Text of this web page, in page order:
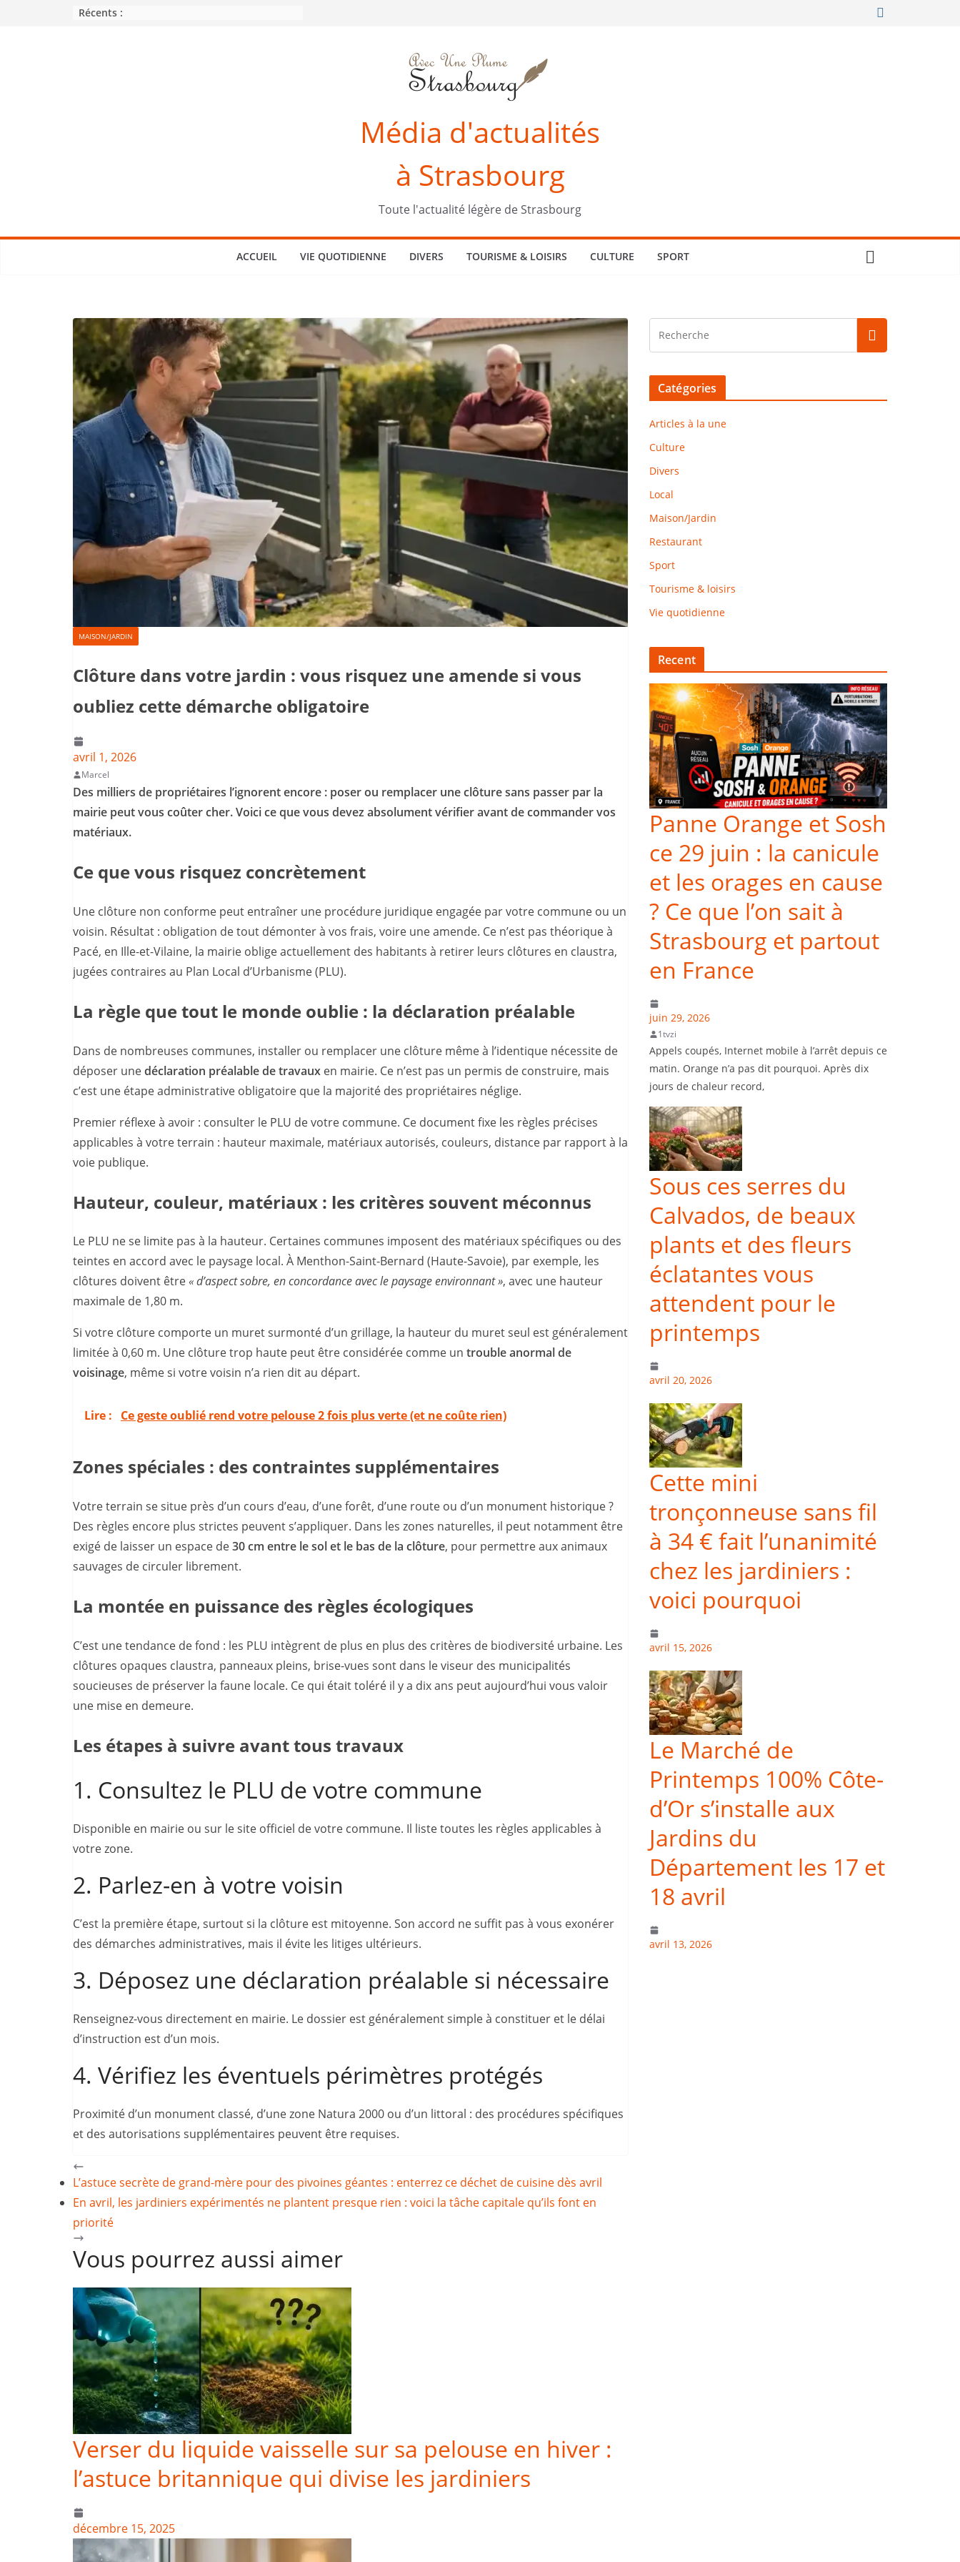
Récents :
Média d'actualités
à Strasbourg
Toute l'actualité légère de Strasbourg
ACCUEIL VIE QUOTIDIENNE DIVERS TOURISME & LOISIRS CULTURE SPORT
MAISON/JARDIN
Clôture dans votre jardin : vous risquez une amende si vous
oubliez cette démarche obligatoire
avril 1, 2026
Marcel
Des milliers de propriétaires l’ignorent encore : poser ou remplacer une clôture sans passer par la
mairie peut vous coûter cher. Voici ce que vous devez absolument vérifier avant de commander vos
matériaux.
Ce que vous risquez concrètement
Une clôture non conforme peut entraîner une procédure juridique engagée par votre commune ou un
voisin. Résultat : obligation de tout démonter à vos frais, voire une amende. Ce n’est pas théorique à
Pacé, en Ille-et-Vilaine, la mairie oblige actuellement des habitants à retirer leurs clôtures en claustra,
jugées contraires au Plan Local d’Urbanisme (PLU).
La règle que tout le monde oublie : la déclaration préalable
Dans de nombreuses communes, installer ou remplacer une clôture même à l’identique nécessite de
déposer unedéclaration préalable de travaux en mairie. Ce n’est pas un permis de construire, mais
c’est une étape administrative obligatoire que la majorité des propriétaires néglige.
Premier réflexe à avoir : consulter le PLU de votre commune. Ce document fixe les règles précises
applicables à votre terrain : hauteur maximale, matériaux autorisés, couleurs, distance par rapport à la
voie publique.
Hauteur, couleur, matériaux : les critères souvent méconnus
Le PLU ne se limite pas à la hauteur. Certaines communes imposent des matériaux spécifiques ou des
teintes en accord avec le paysage local. À Menthon-Saint-Bernard (Haute-Savoie), par exemple, les
clôtures doivent être« d’aspect sobre, en concordance avec le paysage environnant », avec une hauteur
maximale de 1,80 m.
Si votre clôture comporte un muret surmonté d’un grillage, la hauteur du muret seul est généralement
limitée à 0,60 m. Une clôture trop haute peut être considérée comme un trouble anormal de
voisinage, même si votre voisin n’a rien dit au départ.
Lire : Ce geste oublié rend votre pelouse 2 fois plus verte (et ne coûte rien)
Zones spéciales : des contraintes supplémentaires
Votre terrain se situe près d’un cours d’eau, d’une forêt, d’une route ou d’un monument historique ?
Des règles encore plus strictes peuvent s’appliquer. Dans les zones naturelles, il peut notamment être
exigé de laisser un espace de30 cm entre le sol et le bas de la clôture, pour permettre aux animaux
sauvages de circuler librement.
La montée en puissance des règles écologiques
C’est une tendance de fond : les PLU intègrent de plus en plus des critères de biodiversité urbaine. Les
clôtures opaques claustra, panneaux pleins, brise-vues sont dans le viseur des municipalités
soucieuses de préserver la faune locale. Ce qui était toléré il y a dix ans peut aujourd’hui vous valoir
une mise en demeure.
Les étapes à suivre avant tous travaux
1. Consultez le PLU de votre commune
Disponible en mairie ou sur le site officiel de votre commune. Il liste toutes les règles applicables à
votre zone.
2. Parlez-en à votre voisin
C’est la première étape, surtout si la clôture est mitoyenne. Son accord ne suffit pas à vous exonérer
des démarches administratives, mais il évite les litiges ultérieurs.
3. Déposez une déclaration préalable si nécessaire
Renseignez-vous directement en mairie. Le dossier est généralement simple à constituer et le délai
d’instruction est d’un mois.
4. Vérifiez les éventuels périmètres protégés
Proximité d’un monument classé, d’une zone Natura 2000 ou d’un littoral : des procédures spécifiques
et des autorisations supplémentaires peuvent être requises.
L’astuce secrète de grand-mère pour des pivoines géantes : enterrez ce déchet de cuisine dès avril
En avril, les jardiniers expérimentés ne plantent presque rien : voici la tâche capitale qu’ils font en
priorité
Vous pourrez aussi aimer
Verser du liquide vaisselle sur sa pelouse en hiver :
l’astuce britannique qui divise les jardiniers
décembre 15, 2025
Catégories
Articles à la une
Culture
Divers
Local
Maison/Jardin
Restaurant
Sport
Tourisme & loisirs
Vie quotidienne
Recent
Panne Orange et Sosh
ce 29 juin : la canicule
et les orages en cause
? Ce que l’on sait à
Strasbourg et partout
en France
juin 29, 2026
1tvzi
Appels coupés, Internet mobile à l’arrêt depuis ce
matin. Orange n’a pas dit pourquoi. Après dix
jours de chaleur record,
Sous ces serres du
Calvados, de beaux
plants et des fleurs
éclatantes vous
attendent pour le
printemps
avril 20, 2026
Cette mini
tronçonneuse sans fil
à 34 € fait l’unanimité
chez les jardiniers :
voici pourquoi
avril 15, 2026
Le Marché de
Printemps 100% Côte-
d’Or s’installe aux
Jardins du
Département les 17 et
18 avril
avril 13, 2026